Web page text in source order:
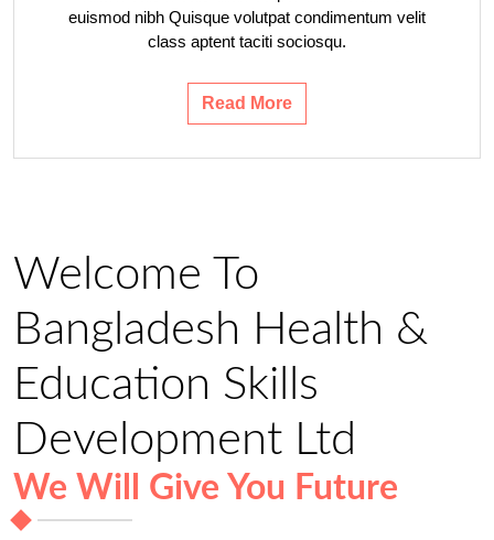
euismod nibh Quisque volutpat condimentum velit
class aptent taciti sociosqu.
Read More
Welcome To
Bangladesh Health &
Education Skills
Development Ltd
We Will Give You Future